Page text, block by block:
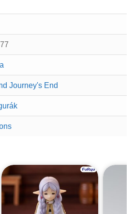
Journey's End